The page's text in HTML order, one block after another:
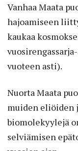
Vanhaa Maata
hajoamiseen
kaukaa
vuoteen asti).
Nuorta Maata
muiden eliöiden
biomolekyylejä
selviämisen